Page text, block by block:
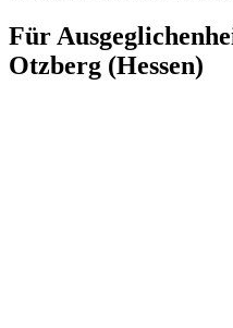
Für
Otzberg (Hessen)